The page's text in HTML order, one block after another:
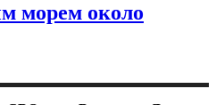
морем около